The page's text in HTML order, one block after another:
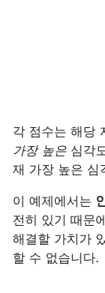
각 점수는 해당
가장 높은 심각
재 가장 높은 심
이 예제에서는
전히 있기 때문
해결할 가치가
할 수 없습니다.